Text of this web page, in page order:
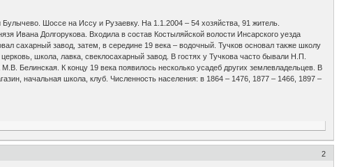
Шоссе на Иссу и Рузаевку. На 1.1.2004 – 54 хозяйства, 91 житель.
Ивана Долгорукова. Входила в состав Костыляйской волости Инсарского уезда
сахарный завод, затем, в середине 19 века – водочный. Тучков основал также школу
школа, лавка, свеклосахарный завод. В гостях у Тучкова часто бывали Н.П.
Белинская. К концу 19 века появилось несколько усадеб других землевладельцев. В
начальная школа, клуб. Численность населения: в 1864 – 1476, 1877 – 1466, 1897 –
2